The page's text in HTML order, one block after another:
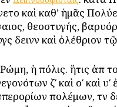
καὶ καθ’ ἡμᾶς
θεοστυγής,
δεινὸν καὶ ὀλέθριον
ἡ πόλις. ἥτις ἀπὸ
ζʹ καὶ οʹ καὶ υʹ
πολέμων, τὸν